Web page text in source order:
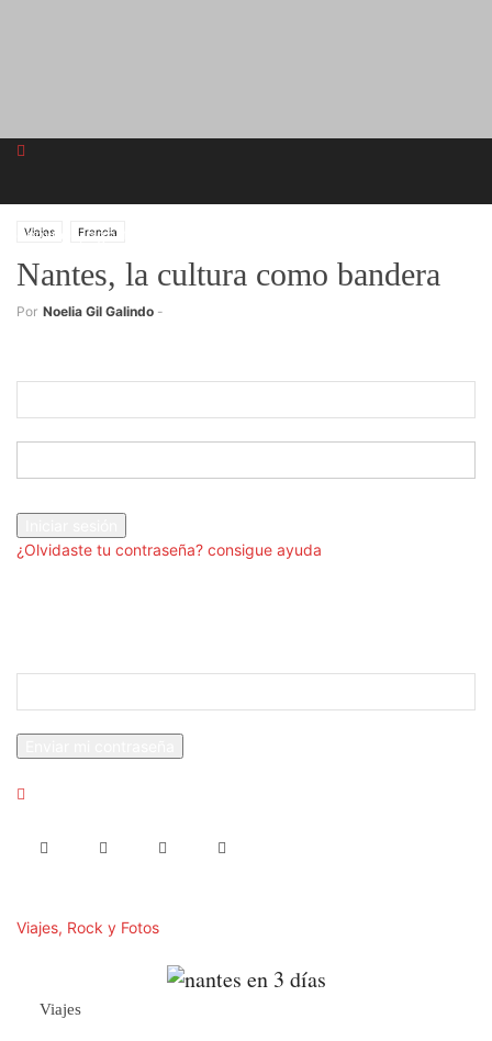
domingo, agosto 2, 2026
¿Olvidaste tu contraseña? consigue ayuda
Viajes, Rock y Fotos
Viajes
Viajes Francia
Nantes, la cultura como bandera
Por Noelia Gil Galindo -